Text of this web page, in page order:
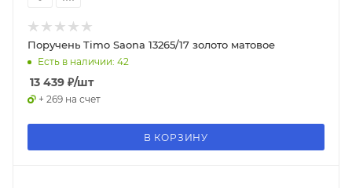
Поручень Timo Saona 13265/17 золото матовое
Есть в наличии: 42
13 439 ₽/шт
+ 269 на счет
В КОРЗИНУ